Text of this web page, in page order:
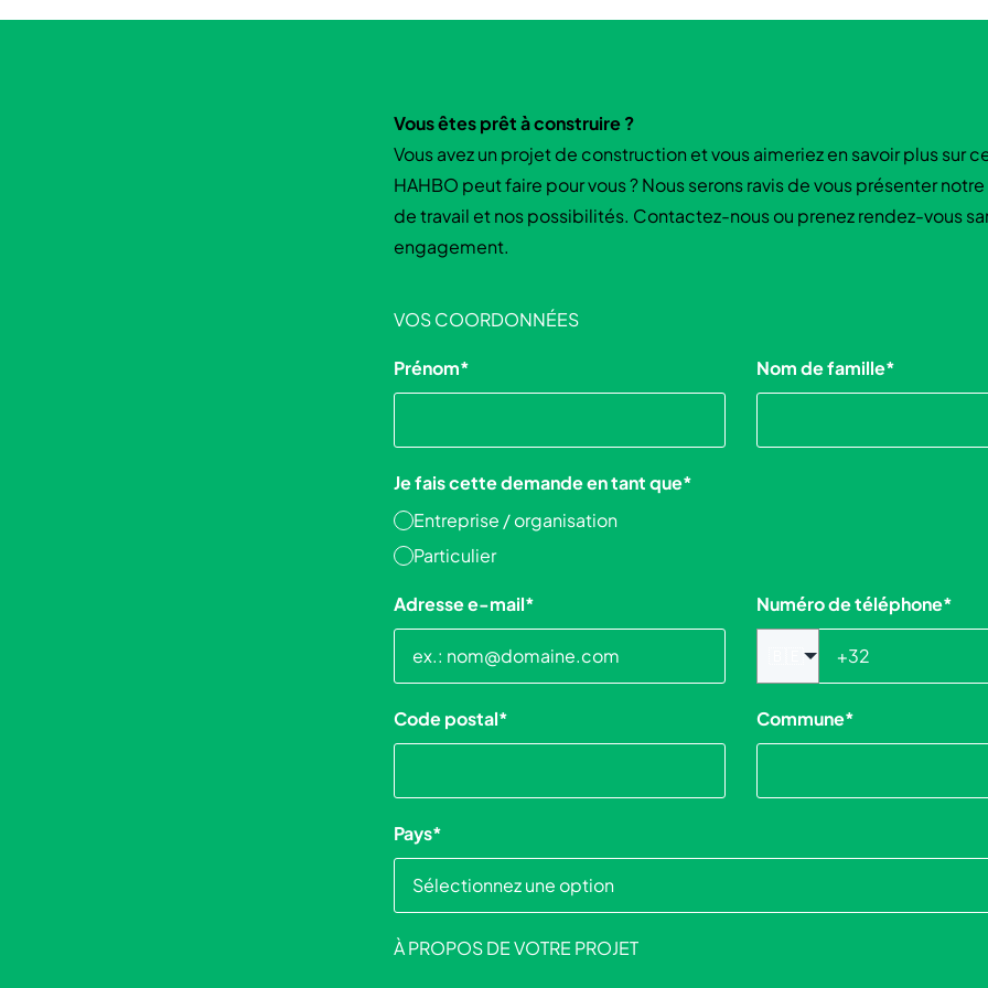
Vous êtes prêt à construire ?
Vous avez un projet de construction et vous aimeriez en savoir plus sur
HAHBO peut faire pour vous ? Nous serons ravis de vous présenter
de travail et nos possibilités. Contactez-nous ou prenez rendez-vous
engagement.
VOS COORDONNÉES
Prénom* Nom de famille*
Je fais cette demande en tant que*
Entreprise / organisation
Particulier
Adresse e-mail* Numéro de téléphone*
Code postal* Commune*
Pays*
À PROPOS DE VOTRE PROJET